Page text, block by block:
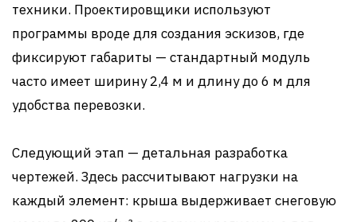
техники. Проектировщики используют
программы вроде для создания эскизов, где
фиксируют габариты — стандартный модуль
часто имеет ширину 2,4 м и длину до 6 м для
удобства перевозки.
Следующий этап — детальная разработка
чертежей. Здесь рассчитывают нагрузки на
каждый элемент: крыша выдерживает снеговую